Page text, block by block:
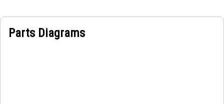
เฟืองเอาท์พุตถ่ายโอน
Parts Diagrams